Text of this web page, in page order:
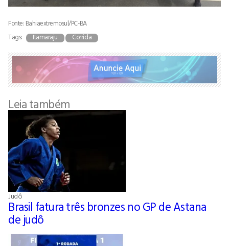
Fonte: Bahiaextremosul/PC-BA
Tags:
Itamaraju Corrida
Leia também
Judô
Brasil fatura três bronzes no GP de Astana
de judô